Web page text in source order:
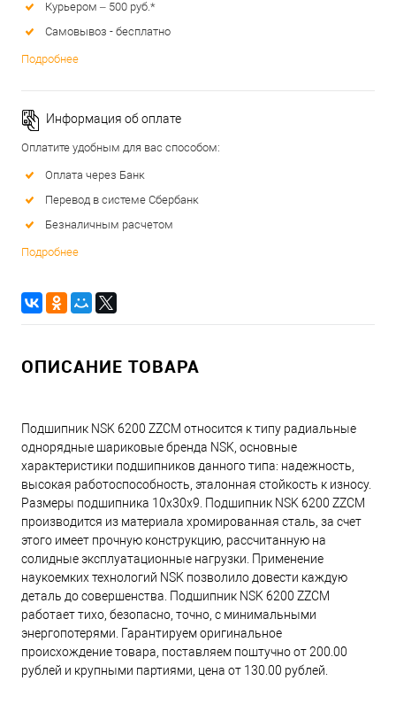
Курьером – 500 руб.*
Самовывоз - бесплатно
Подробнее
Информация об оплате
Оплатите удобным для вас способом:
Оплата через Банк
Перевод в системе Сбербанк
Безналичным расчетом
Подробнее
ОПИСАНИЕ ТОВАРА
Подшипник NSK 6200 ZZCM относится к типу радиальные
однорядные шариковые бренда NSK, основные
характеристики подшипников данного типа: надежность,
высокая работоспособность, эталонная стойкость к износу.
Размеры подшипника 10x30x9. Подшипник NSK 6200 ZZCM
производится из материала хромированная сталь, за счет
этого имеет прочную конструкцию, рассчитанную на
солидные эксплуатационные нагрузки. Применение
наукоемких технологий NSK позволило довести каждую
деталь до совершенства. Подшипник NSK 6200 ZZCM
работает тихо, безопасно, точно, с минимальными
энергопотерями. Гарантируем оригинальное
происхождение товара, поставляем поштучно от 200.00
рублей и крупными партиями, цена от 130.00 рублей.